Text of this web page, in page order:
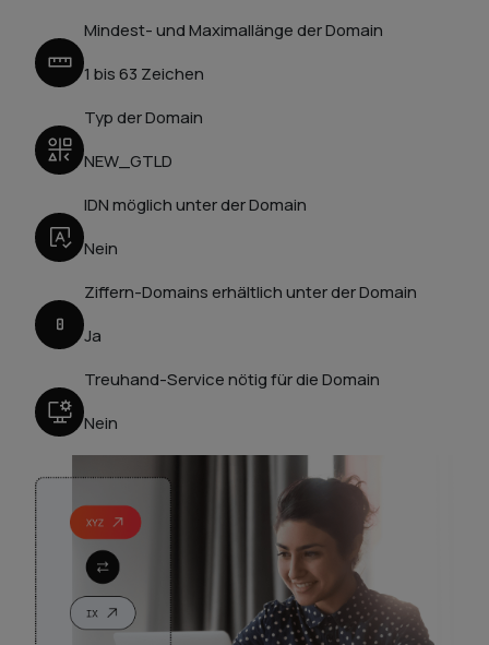
Mindest- und Maximallänge der Domain
1 bis 63 Zeichen
Typ der Domain
NEW_GTLD
IDN möglich unter der Domain
Nein
Ziffern-Domains erhältlich unter der Domain
Ja
Treuhand-Service nötig für die Domain
Nein